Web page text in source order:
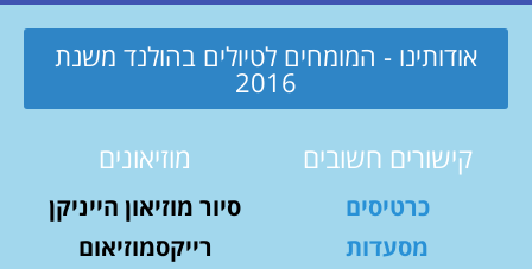
אודותינו - המומחים לטיולים בהולנד משנת
2016
קישורים חשובים
כרטיסים
מסעדות
מוזיאונים
סיור מוזיאון הייניקן
רייקסמוזיאום